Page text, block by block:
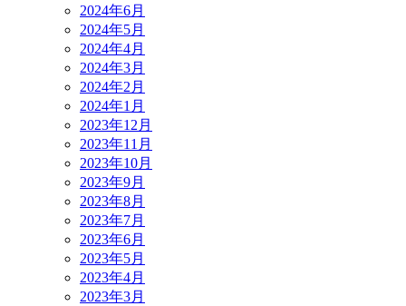
2024年6月
2024年5月
2024年4月
2024年3月
2024年2月
2024年1月
2023年12月
2023年11月
2023年10月
2023年9月
2023年8月
2023年7月
2023年6月
2023年5月
2023年4月
2023年3月